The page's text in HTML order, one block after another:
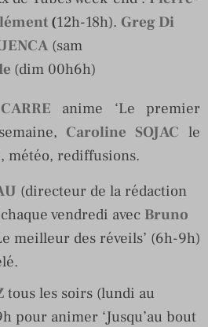
(12h-18h). Greg Di
(sam
(dim 00h6h)
anime ‘Le premier
Caroline SOJAC le
météo, rediffusions.
(directeur de la rédaction
vendredi avec Bruno
meilleur des réveils’ (6h-9h)
tous les soirs (lundi au
pour animer ‘Jusqu’au bout